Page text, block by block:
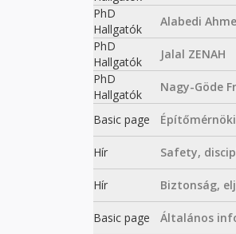
PhD
Hallgatók
Alabedi
PhD
Hallgatók
Jalal ZENAH
PhD
Hallgatók
Nagy-Göde
Basic page
Hír
Safety,
Hír
Biztonság,
Basic page
Általános